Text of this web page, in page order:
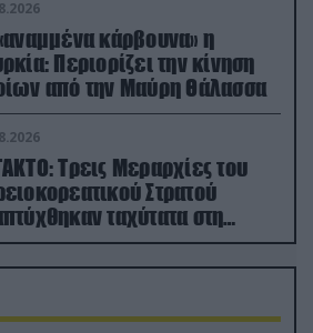
κάρβουνα» η
Περιορίζει την κίνηση
από την Μαύρη Θάλασσα
Τρεις Μεραρχίες του
Στρατού
ταχύτατα στη